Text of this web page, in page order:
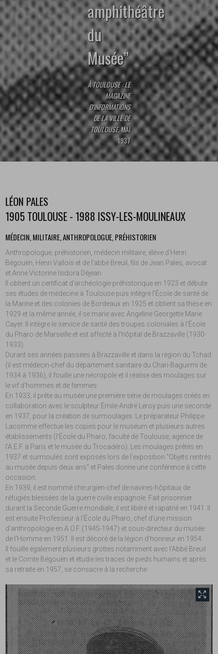
amphithéâtre
du
Musée’’
À TOULOUSE : LE
MAGAZINE
D'INFORMATIONS
DE LA VILLE DE
TOULOUSE,MAI
1937
LÉON PALES
1905 TOULOUSE - 1988 ISSY-LES-MOULINEAUX
MÉDECIN, MILITAIRE, ANTHROPOLOGUE, PRÉHISTORIEN
Anthropologue, préhistorien, médecin militaire, élève d'Henri
Bégouën, Henri Vallois et de l'abbé Breuil, fils de Jean Pales, avocat
et Anne Victorine Isidora Déjean.
Il obtient un certificat d'archéologie préhistorique en 1923 et débute
ses études de médecine à Toulouse puis intègre l'École de santé de
la Marine et des colonies de Bordeaux en 1925 et obtient sa thèse en
1929 et la même année, il se marie avec Angeline Georgette Marie
Cayer. Il intègre le service de santé des troupes coloniales à l'École
du Pharo de Marseille et est affecté à l'hôpital de Brazzaville (1930-
1933).
Durant ses années passées à Brazzaville et dans la région du Tchad
(il est médecin-chef du département sanitaire du Chari-Baguirmi de
1934 à 1936), il fouille une nécropole et il réalise des moulages sur
le vif d'hommes et de femmes.
En 1933, il prête au musée une première série de moulages créés en
collaboration avec le sculpteur Émile-André Leroy puis une seconde
en 1937, pour la création de surmoulages. Le préparateur Philippe
Lacomme effectue les copies pour le muséum et plusieurs autres
établissements (l'École du Pharo, faculté de Toulouse, agence de
l'A.E.F. à Paris et le musée du Trocadéro). Les moulages prêtés en
1937 et surmoulés sont exposés lors de l'exposition "Objets rentrés
au musée depuis deux ans" et Pales donne une conférence à cette
occasion.
En 1939, il est nommé chirurgien-chef de navires-hôpitaux de
réfugiés blessées de la guerre civile espagnole. Fait prisonnier
durant la Seconde Guerre mondiale, il est libéré et rapatrié en 1941. Il
est ensuite Professeur à l'École du Pharo, chef d'une mission
d'anthropologie en A.O.F. (1945-1947) et sous-directeur du musée
de l'Homme en 1951. Il est décoré de la légion d'honneur en 1954.
Il fouille également plusieurs grottes notamment avec l'Abbé Breuil
et le Comte Bégouën et étudie les traces de pieds humains et après
sa retraite en 1957, se consacre à la recherche.
front.tobii.full_size